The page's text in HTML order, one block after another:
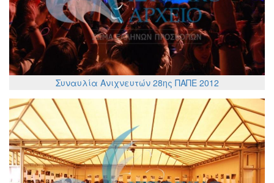
Συναυλία Ανιχνευτών 28ης ΠΑΠΕ 2012